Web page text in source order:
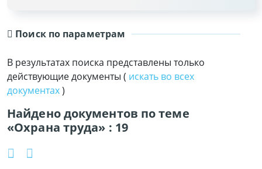
Поиск по параметрам
В результатах поиска представлены только
действующие документы ( искать во всех
документах)
Найдено документов по теме
«Охрана труда» : 19